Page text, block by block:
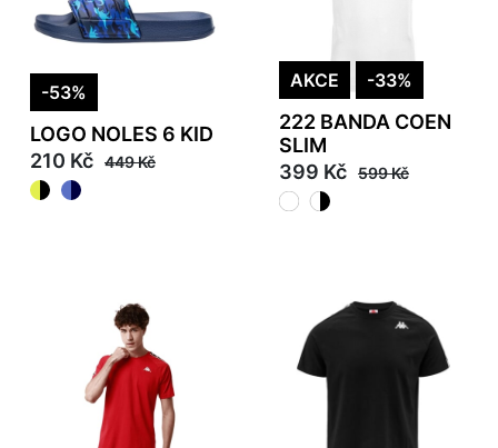
-53%
LOGO NOLES 6 KID
210 Kč 449 Kč
AKCE -33%
222 BANDA COEN
SLIM
399 Kč 599 Kč